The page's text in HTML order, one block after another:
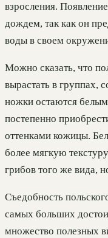
взросления.
дождем, так как он
воды в своем
Можно сказать, что
вырастать в группах,
ножки остаются
постепенно
оттенками кожицы.
более мягкую
грибов того же вида,
Съедобность
самых больших
множество полезных